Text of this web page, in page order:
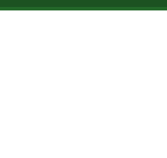
Skip to main content